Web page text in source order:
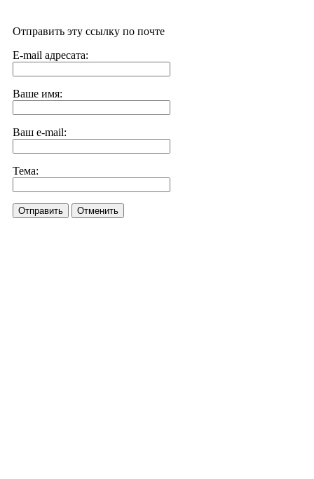
Отправить эту ссылку по почте
E-mail адресата:
Ваше имя:
Ваш e-mail:
Тема:
Отправить Отменить